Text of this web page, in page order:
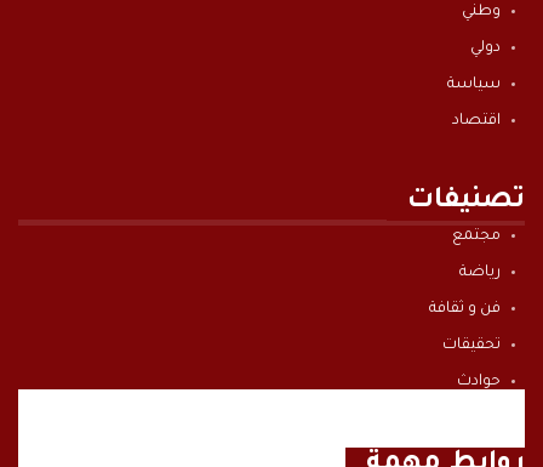
وطني
دولي
سياسة
اقتصاد
تصنيفات
مجتمع
رياضة
فن و ثقافة
تحقيقات
حوادث